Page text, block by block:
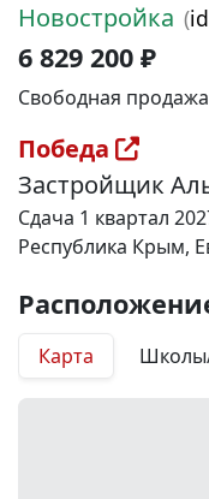
Новостройка (
6 829 200 ₽
Свободная продажа
Победа
Застройщик
Сдача 1 квартал
Республика Крым,
Карта